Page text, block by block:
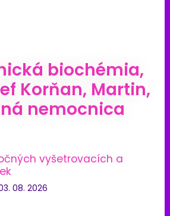
biochémia,
Korňan, Martin,
nemocnica
vyšetrovacích a
08. 2026